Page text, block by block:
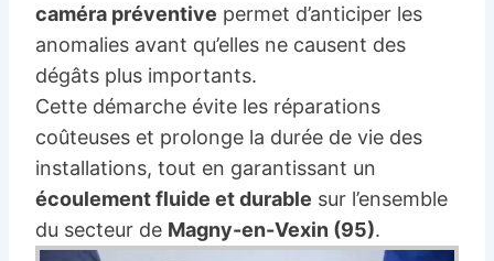
caméra préventive permet d’anticiper les
anomalies avant qu’elles ne causent des
dégâts plus importants.
Cette démarche évite les réparations
coûteuses et prolonge la durée de vie des
installations, tout en garantissant un
écoulement fluide et durable sur l’ensemble
du secteur de Magny-en-Vexin (95).